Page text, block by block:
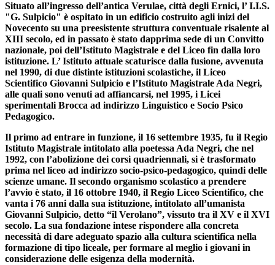
Situato all’ingresso dell’antica Verulae, città degli Ernici, l’ I.I.S.
"G. Sulpicio" è ospitato in un edificio costruito agli inizi del
Novecento su una preesistente struttura conventuale risalente al
XIII secolo, ed in passato è stato dapprima sede di un Convitto
nazionale, poi dell’Istituto Magistrale e del Liceo fin dalla loro
istituzione. L’ Istituto attuale scaturisce dalla fusione, avvenuta
nel 1990, di due distinte istituzioni scolastiche, il Liceo
Scientifico Giovanni Sulpicio e l’Istituto Magistrale Ada Negri,
alle quali sono venuti ad affiancarsi, nel 1995, i Licei
sperimentali Brocca ad indirizzo Linguistico e Socio Psico
Pedagogico.
Il primo ad entrare in funzione, il 16 settembre 1935, fu il Regio
Istituto Magistrale intitolato alla poetessa Ada Negri, che nel
1992, con l’abolizione dei corsi quadriennali, si è trasformato
prima nel liceo ad indirizzo socio-psico-pedagogico, quindi delle
scienze umane. Il secondo organismo scolastico a prendere
l’avvio è stato, il 16 ottobre 1940, il Regio Liceo Scientifico, che
vanta i 76 anni dalla sua istituzione, intitolato all’umanista
Giovanni Sulpicio, detto “il Verolano”, vissuto tra il XV e il XVI
secolo. La sua fondazione intese rispondere alla concreta
necessità di dare adeguato spazio alla cultura scientifica nella
formazione di tipo liceale, per formare al meglio i giovani in
considerazione delle esigenza della modernità.